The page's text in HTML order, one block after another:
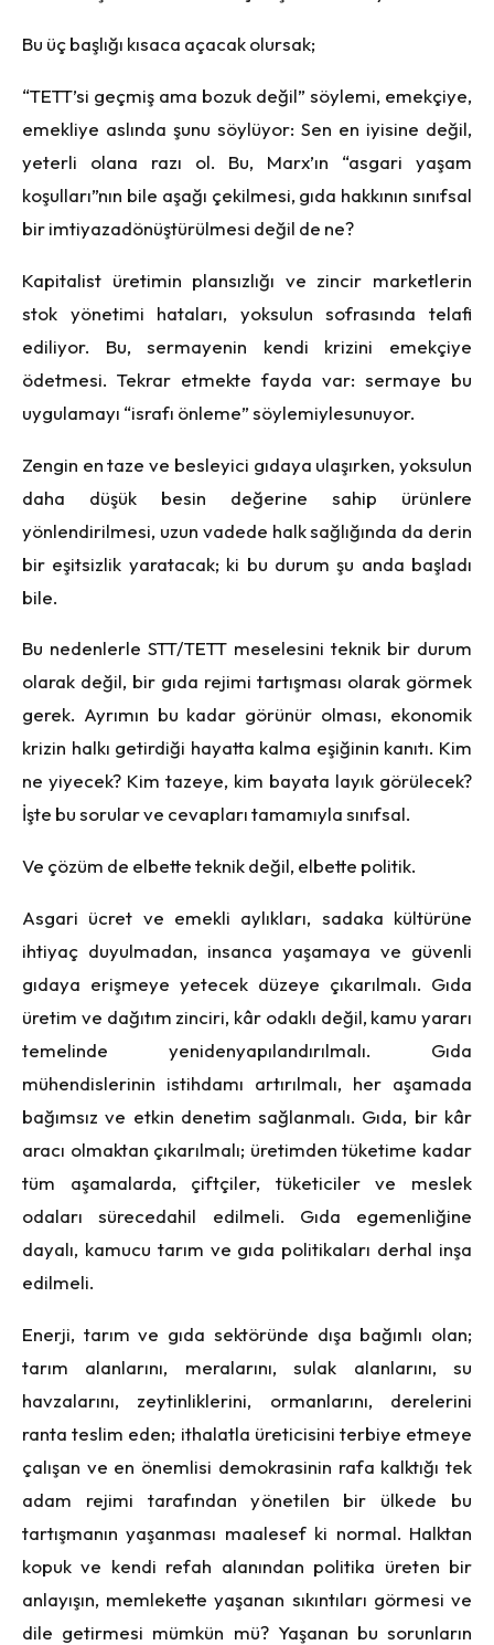
Bu üç başlığı kısaca açacak olursak;
“TETT’si geçmiş ama bozuk değil” söylemi, emekçiye,
emekliye aslında şunu söylüyor: Sen en iyisine değil,
yeterli olana razı ol. Bu, Marx’ın “asgari yaşam
koşulları”nın bile aşağı çekilmesi, gıda hakkının sınıfsal
bir imtiyazadönüştürülmesi değil de ne?
Kapitalist üretimin plansızlığı ve zincir marketlerin
stok yönetimi hataları, yoksulun sofrasında telafi
ediliyor. Bu, sermayenin kendi krizini emekçiye
ödetmesi. Tekrar etmekte fayda var: sermaye bu
uygulamayı “israfı önleme” söylemiylesunuyor.
Zengin en taze ve besleyici gıdaya ulaşırken, yoksulun
daha düşük besin değerine sahip ürünlere
yönlendirilmesi, uzun vadede halk sağlığında da derin
bir eşitsizlik yaratacak; ki bu durum şu anda başladı
bile.
Bu nedenlerle STT/TETT meselesini teknik bir durum
olarak değil, bir gıda rejimi tartışması olarak görmek
gerek. Ayrımın bu kadar görünür olması, ekonomik
krizin halkı getirdiği hayatta kalma eşiğinin kanıtı. Kim
ne yiyecek? Kim tazeye, kim bayata layık görülecek?
İşte bu sorular ve cevapları tamamıyla sınıfsal.
Ve çözüm de elbette teknik değil, elbette politik.
Asgari ücret ve emekli aylıkları, sadaka kültürüne
ihtiyaç duyulmadan, insanca yaşamaya ve güvenli
gıdaya erişmeye yetecek düzeye çıkarılmalı. Gıda
üretim ve dağıtım zinciri, kâr odaklı değil, kamu yararı
temelinde yenidenyapılandırılmalı. Gıda
mühendislerinin istihdamı artırılmalı, her aşamada
bağımsız ve etkin denetim sağlanmalı. Gıda, bir kâr
aracı olmaktan çıkarılmalı; üretimden tüketime kadar
tüm aşamalarda, çiftçiler, tüketiciler ve meslek
odaları sürecedahil edilmeli. Gıda egemenliğine
dayalı, kamucu tarım ve gıda politikaları derhal inşa
edilmeli.
Enerji, tarım ve gıda sektöründe dışa bağımlı olan;
tarım alanlarını, meralarını, sulak alanlarını, su
havzalarını, zeytinliklerini, ormanlarını, derelerini
ranta teslim eden; ithalatla üreticisini terbiye etmeye
çalışan ve en önemlisi demokrasinin rafa kalktığı tek
adam rejimi tarafından yönetilen bir ülkede bu
tartışmanın yaşanması maalesef ki normal. Halktan
kopuk ve kendi refah alanından politika üreten bir
anlayışın, memlekette yaşanan sıkıntıları görmesi ve
dile getirmesi mümkün mü? Yaşanan bu sorunların